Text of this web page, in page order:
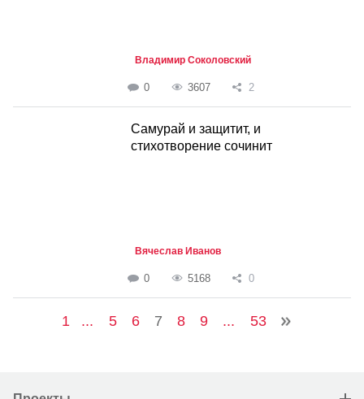
Владимир Соколовский
0 3607 2
Самурай и защитит, и
стихотворение сочинит
Вячеслав Иванов
0 5168 0
1 ... 5 6 7 8 9 ... 53